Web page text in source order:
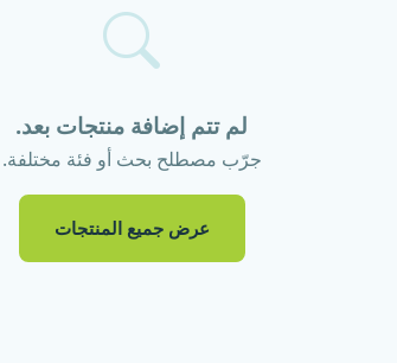
لم تتم إضافة منتجات بعد.
جرّب مصطلح بحث أو فئة مختلفة.
عرض جميع المنتجات